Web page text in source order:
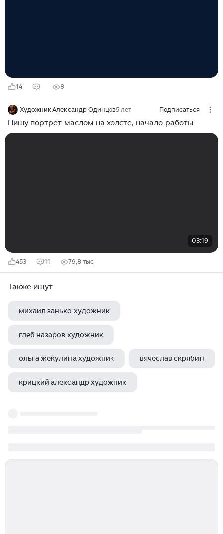
14 8
Художник Александр Одинцов5 лет Подписаться
Пишу портрет маслом на холсте, начало работы
03:19
453 11 79,8 тыс
Также ищут
михаил занько художник
глеб назаров художник
ольга жекулина художник вячеслав скрябин
крицкий александр художник